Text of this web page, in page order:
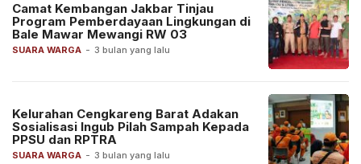
SUARA WARGA - 3 bulan yang lalu
Camat Kembangan Jakbar Tinjau
Program Pemberdayaan Lingkungan di
Bale Mawar Mewangi RW 03
SUARA WARGA - 3 bulan yang lalu
Kelurahan Cengkareng Barat Adakan
Sosialisasi Ingub Pilah Sampah Kepada
PPSU dan RPTRA